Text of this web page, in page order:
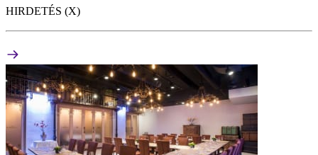
HIRDETÉS (X)